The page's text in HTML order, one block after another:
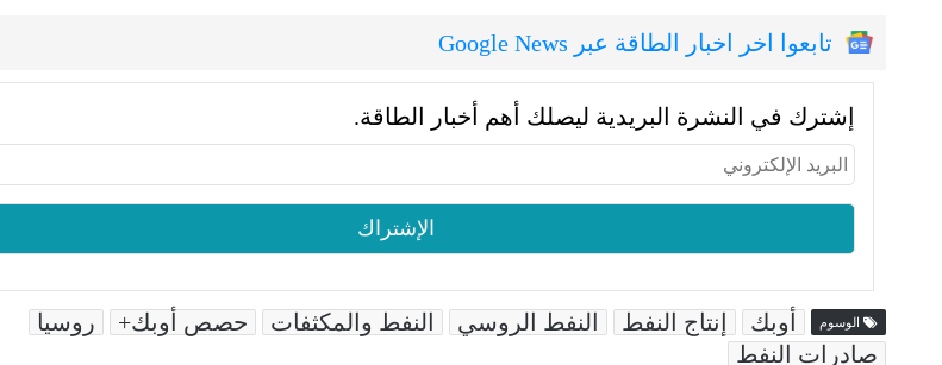
تابعوا اخر اخبار الطاقة عبر Google News
إشترك في النشرة البريدية ليصلك أهم أخبار الطاقة.
الوسوم أوبك إنتاج النفط النفط الروسي النفط والمكثفات حصص أوبك+
روسيا
صادرات النفط